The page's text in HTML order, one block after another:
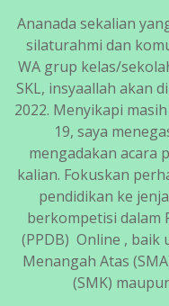
Ananada sekalian
silaturahmi dan
WA grup kelas/
SKL, insyaallah akan
2022. Menyikapi
19, saya
mengadakan acara
kalian. Fokuskan
pendidikan ke
berkompetisi dalam
(PPDB) Online , baik
Menangah Atas
(SMK)